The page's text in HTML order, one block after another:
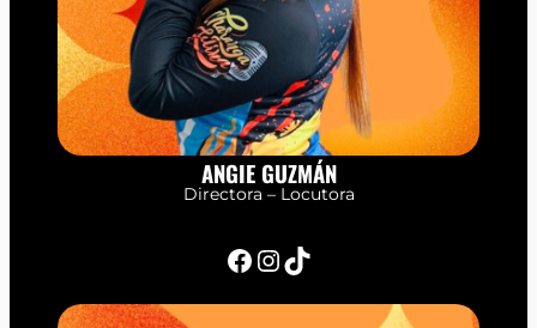
ANGIE GUZMÁN
Directora – Locutora
Facebook InstagramTikTok